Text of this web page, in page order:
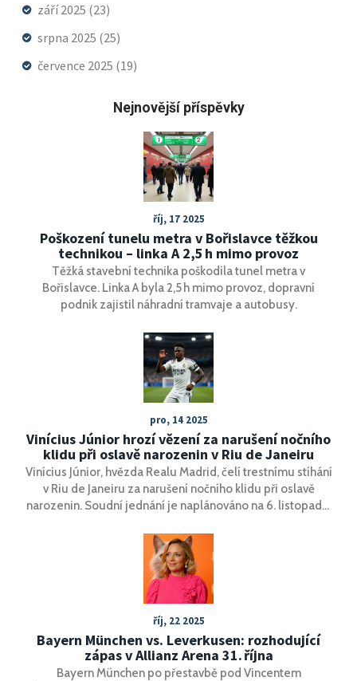
září 2025 (23)
srpna 2025 (25)
července 2025 (19)
Nejnovější příspěvky
říj, 17 2025
Poškození tunelu metra v Bořislavce těžkou
technikou – linka A 2,5 h mimo provoz
Těžká stavební technika poškodila tunel metra v
Bořislavce. Linka A byla 2,5 h mimo provoz, dopravní
podnik zajistil náhradní tramvaje a autobusy.
pro, 14 2025
Vinícius Júnior hrozí vězení za narušení nočního
klidu při oslavě narozenin v Riu de Janeiru
Vinícius Júnior, hvězda Realu Madrid, čelí trestnímu stíhání
v Riu de Janeiru za narušení nočního klidu při oslavě
narozenin. Soudní jednání je naplánováno na 6. listopadu,
říj, 22 2025
Bayern München vs. Leverkusen: rozhodující
zápas v Allianz Arena 31. října
Bayern München po přestavbě pod Vincentem